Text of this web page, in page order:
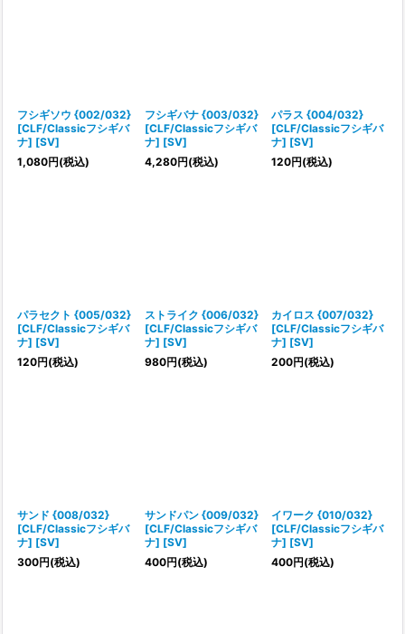
フシギソウ {002/032}
[CLF/Classicフシギバ
ナ] [SV]
1,080円(税込)
フシギバナ {003/032}
[CLF/Classicフシギバ
ナ] [SV]
4,280円(税込)
パラス {004/032}
[CLF/Classicフシギバ
ナ] [SV]
120円(税込)
パラセクト {005/032}
[CLF/Classicフシギバ
ナ] [SV]
120円(税込)
ストライク {006/032}
[CLF/Classicフシギバ
ナ] [SV]
980円(税込)
カイロス {007/032}
[CLF/Classicフシギバ
ナ] [SV]
200円(税込)
サンド {008/032}
[CLF/Classicフシギバ
ナ] [SV]
300円(税込)
サンドパン {009/032}
[CLF/Classicフシギバ
ナ] [SV]
400円(税込)
イワーク {010/032}
[CLF/Classicフシギバ
ナ] [SV]
400円(税込)